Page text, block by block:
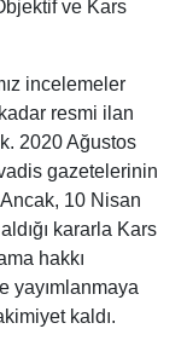
ve Kars
incelemeler
resmi ilan
2020 Ağustos
gazetelerinin
10 Nisan
kararla Kars
hakkı
yayımlanmaya
kaldı.